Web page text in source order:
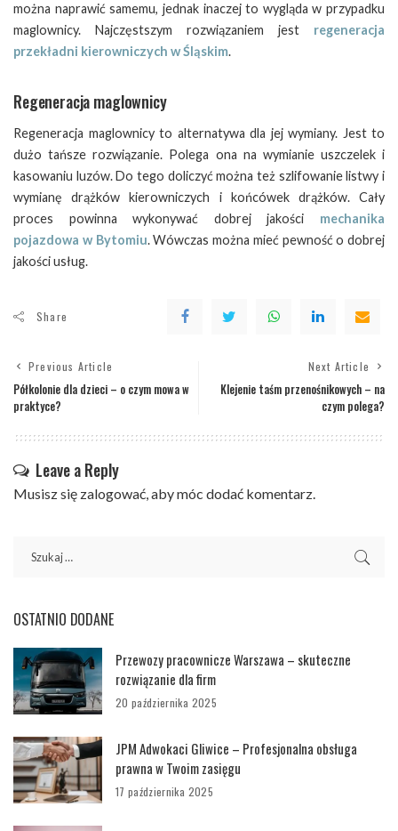
można naprawić samemu, jednak inaczej to wygląda w przypadku
maglownicy. Najczęstszym rozwiązaniem jest regeneracja
przekładni kierowniczych w Śląskim.
Regeneracja maglownicy
Regeneracja maglownicy to alternatywa dla jej wymiany. Jest to
dużo tańsze rozwiązanie. Polega ona na wymianie uszczelek i
kasowaniu luzów. Do tego doliczyć można też szlifowanie listwy i
wymianę drążków kierowniczych i końcówek drążków. Cały
proces powinna wykonywać dobrej jakości mechanika
pojazdowa w Bytomiu. Wówczas można mieć pewność o dobrej
jakości usług.
Share
Previous Article
Półkolonie dla dzieci – o czym mowa w
praktyce?
Next Article
Klejenie taśm przenośnikowych – na
czym polega?
Leave a Reply
Musisz się zalogować, aby móc dodać komentarz.
OSTATNIO DODANE
Przewozy pracownicze Warszawa – skuteczne
rozwiązanie dla firm
20 października 2025
JPM Adwokaci Gliwice – Profesjonalna obsługa
prawna w Twoim zasięgu
17 października 2025